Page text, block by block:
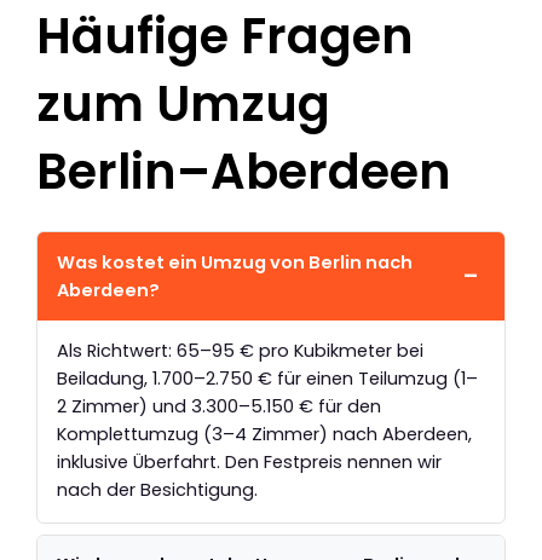
Häufige Fragen
zum Umzug
Berlin–Aberdeen
Was kostet ein Umzug von Berlin nach
Aberdeen?
Als Richtwert: 65–95 € pro Kubikmeter bei
Beiladung, 1.700–2.750 € für einen Teilumzug (1–
2 Zimmer) und 3.300–5.150 € für den
Komplettumzug (3–4 Zimmer) nach Aberdeen,
inklusive Überfahrt. Den Festpreis nennen wir
nach der Besichtigung.